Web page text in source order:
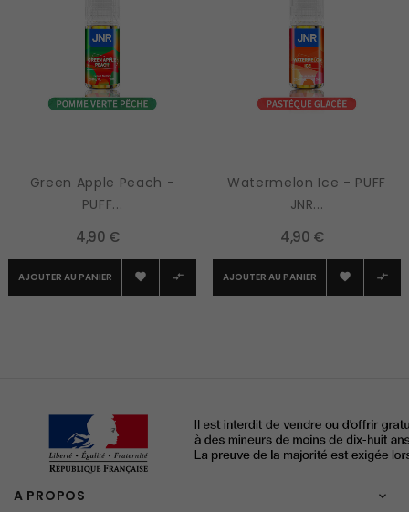
Green Apple Peach -
PUFF...
4,90 €
AJOUTER AU PANIER  
Watermelon Ice - PUFF
JNR...
4,90 €
AJOUTER AU PANIER  
A PROPOS 